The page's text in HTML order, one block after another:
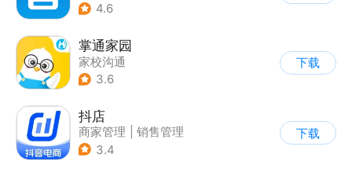
4.6
掌通家园
家校沟通
3.6
下载
抖店
商家管理
销售管理
3.4
下载